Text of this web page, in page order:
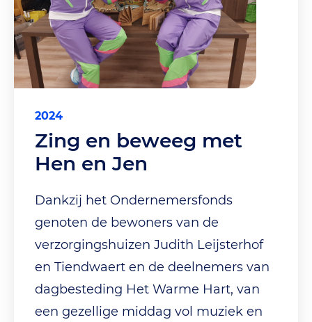
2024
Zing en beweeg met
Hen en Jen
Dankzij het Ondernemersfonds
genoten de bewoners van de
verzorgingshuizen Judith Leijsterhof
en Tiendwaert en de deelnemers van
dagbesteding Het Warme Hart, van
een gezellige middag vol muziek en